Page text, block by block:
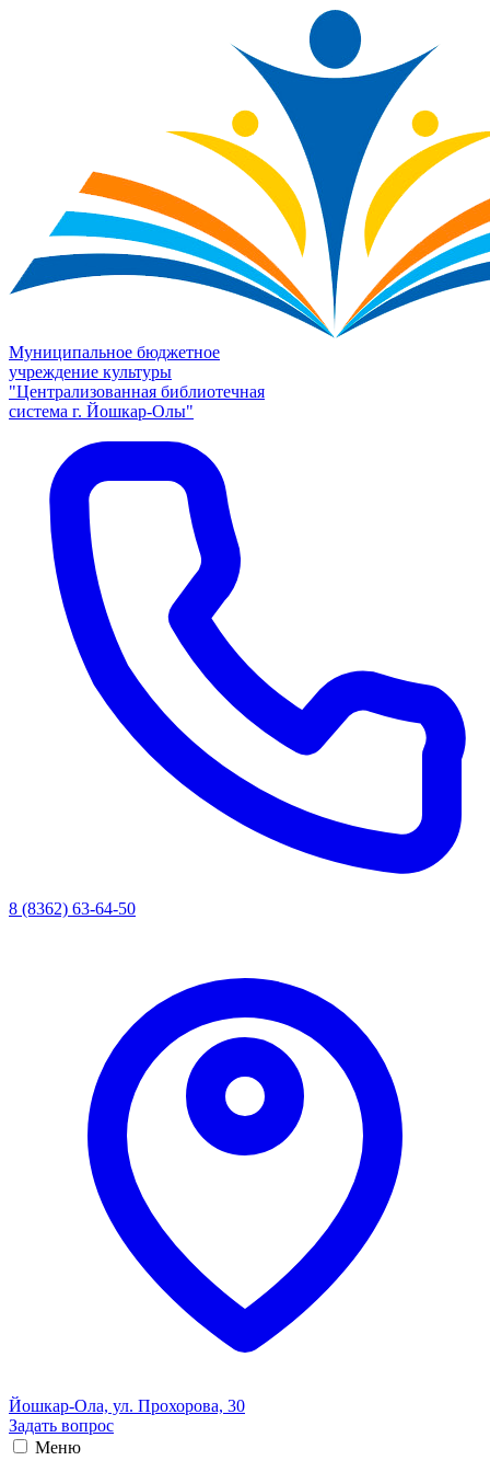
Муниципальное бюджетное
учреждение культуры
"Централизованная библиотечная
система г. Йошкар-Олы"
8 (8362) 63-64-50
Йошкар-Ола, ул. Прохорова, 30
Задать вопрос
Меню